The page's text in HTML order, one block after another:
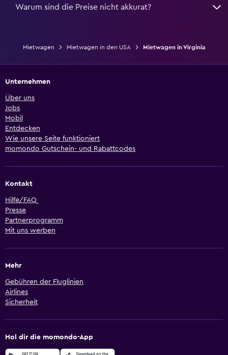
Warum sind die Preise nicht akkurat?
Mietwagen Mietwagen in den USA Mietwagen in Virginia
Unternehmen
Über uns
Jobs
Mobil
Entdecken
Wie unsere Seite funktioniert
momondo Gutschein- und Rabattcodes
Kontakt
Hilfe/FAQ
Presse
Partnerprogramm
Mit uns werben
Mehr
Gebühren der Fluglinien
Airlines
Sicherheit
Hol dir die momondo-App